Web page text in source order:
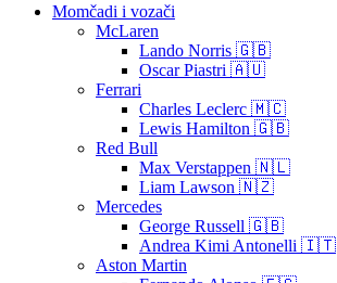
Momčadi i vozači
McLaren
Lando Norris 🇬🇧
Oscar Piastri 🇦🇺
Ferrari
Charles Leclerc 🇲🇨
Lewis Hamilton 🇬🇧
Red Bull
Max Verstappen 🇳🇱
Liam Lawson 🇳🇿
Mercedes
George Russell 🇬🇧
Andrea Kimi Antonelli 🇮🇹
Aston Martin